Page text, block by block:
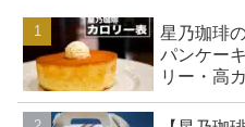
星乃珈琲
パンケー
リー・高